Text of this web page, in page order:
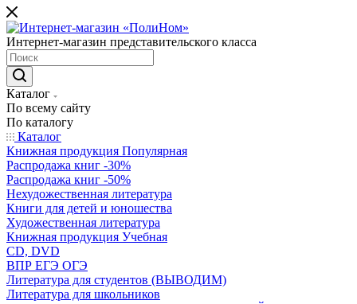
Интернет-магазин представительского класса
Каталог
По всему сайту
По каталогу
Каталог
Книжная продукция Популярная
Распродажа книг -30%
Распродажа книг -50%
Нехудожественная литература
Книги для детей и юношества
Художественная литература
Книжная продукция Учебная
CD, DVD
ВПР ЕГЭ ОГЭ
Литература для студентов (ВЫВОДИМ)
Литература для школьников